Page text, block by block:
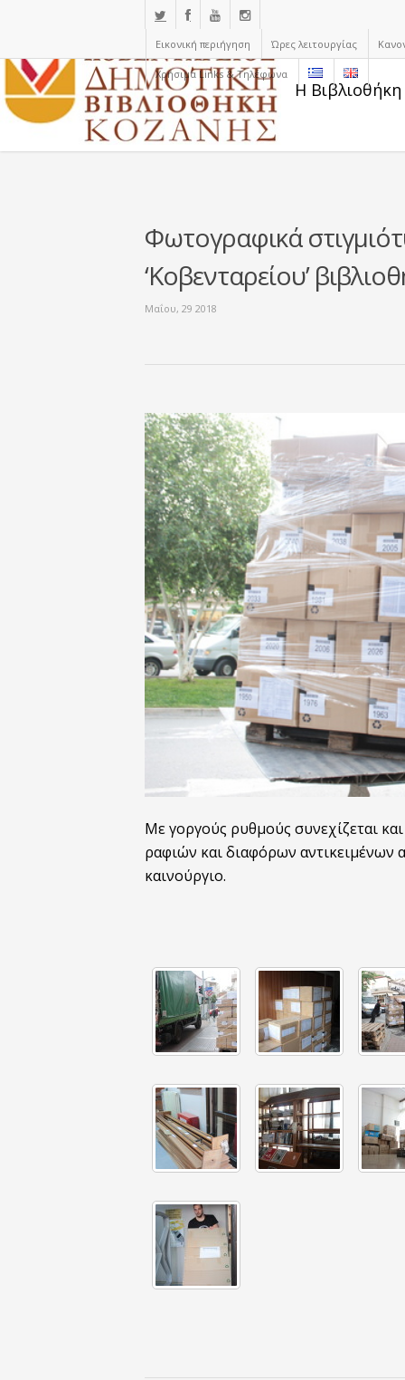
Εικονική περιήγηση Ώρες λειτουργίας
Χρήσιμα Links & Τηλέφωνα
Η
Φωτογραφικά
‘Κοβενταρείου’
Μαΐου, 29 2018
Με γοργούς ρυθμούς συνεχίζεται
ραφιών και διαφόρων αντικειμένων
καινούργιο.